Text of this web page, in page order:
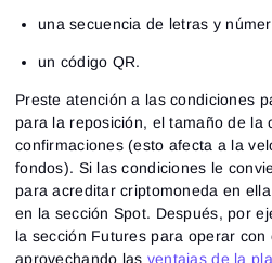
una secuencia de letras y
un código QR.
Preste atención a las condiciones
para la reposición, el tamaño de la
confirmaciones (esto afecta a la
fondos). Si las condiciones le
para acreditar criptomoneda en
en la sección Spot. Después, por
la sección Futures para operar con
aprovechando las ventajas de la